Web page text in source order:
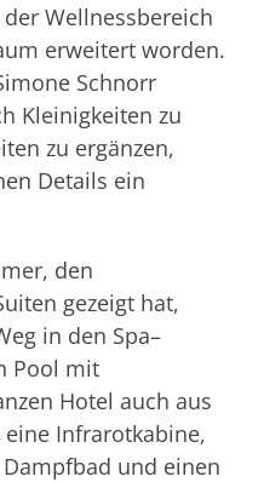
Wellnessbereich
erweitert worden.
Schnorr
Kleinigkeiten zu
zu ergänzen,
Details ein
den
gezeigt hat,
in den Spa–
Pool mit
Hotel auch aus
Infrarotkabine,
und einen